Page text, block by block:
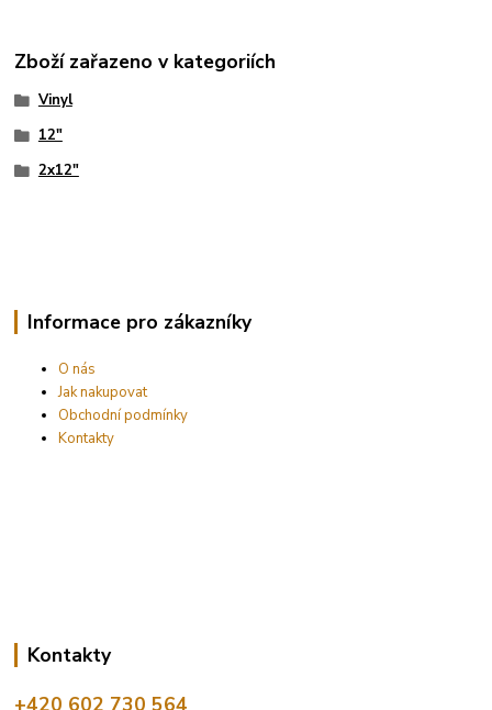
Zboží zařazeno v kategoriích
Vinyl
12"
2x12"
Informace pro zákazníky
O nás
Jak nakupovat
Obchodní podmínky
Kontakty
Kontakty